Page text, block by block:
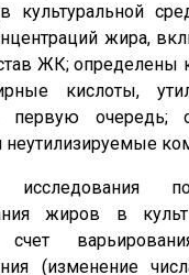
культуральной
жира,
ЖК; определены
кислоты,
первую очередь;
неутилизируемые
исследования
жиров в
(изменение